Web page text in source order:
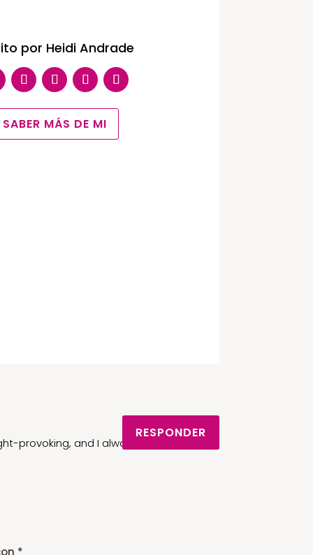
por Heidi Andrade
SABER MÁS DE MI
provoking, and I always
RESPONDER
*